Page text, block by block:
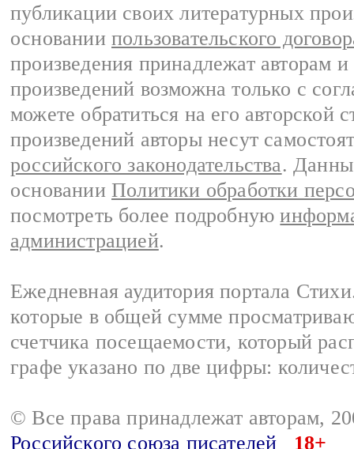
публикации своих литературных
основании пользовательского
произведения принадлежат авторам
произведений возможна только с
можете обратиться на его авторской
произведений авторы несут
российского законодательства.
основании Политики обработки
посмотреть более подробную
администрацией.
Ежедневная аудитория портала
которые в общей сумме
счетчика посещаемости, который
графе указано по две цифры:
© Все права принадлежат авторам,
Российского союза писателей
18+